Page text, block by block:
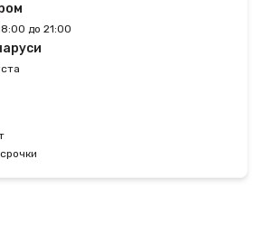
до 21:00